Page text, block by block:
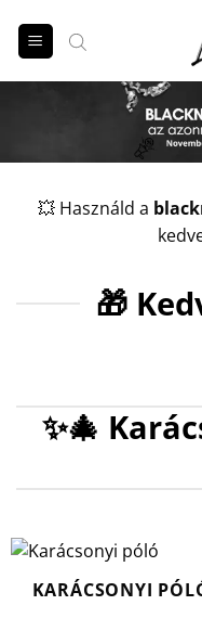
content
💥 Használd a
🎁
✨🎄
KARÁCSONYI